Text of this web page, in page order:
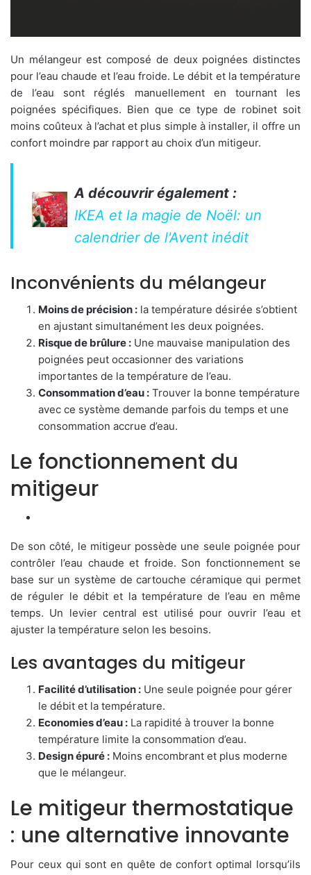
Un mélangeur est composé de deux poignées distinctes
pour l’eau chaude et l’eau froide. Le débit et la température
de l’eau sont réglés manuellement en tournant les
poignées spécifiques. Bien que ce type de robinet soit
moins coûteux à l’achat et plus simple à installer, il offre un
confort moindre par rapport au choix d’un mitigeur.
A découvrir également :
IKEA et la magie de Noël: un
calendrier de l'Avent inédit
Inconvénients du mélangeur
Moins de précision : la température désirée s’obtient
en ajustant simultanément les deux poignées.
Risque de brûlure : Une mauvaise manipulation des
poignées peut occasionner des variations
importantes de la température de l’eau.
Consommation d’eau : Trouver la bonne température
avec ce système demande parfois du temps et une
consommation accrue d’eau.
Le fonctionnement du
mitigeur
De son côté, le mitigeur possède une seule poignée pour
contrôler l’eau chaude et froide. Son fonctionnement se
base sur un système de cartouche céramique qui permet
de réguler le débit et la température de l’eau en même
temps. Un levier central est utilisé pour ouvrir l’eau et
ajuster la température selon les besoins.
Les avantages du mitigeur
Facilité d’utilisation : Une seule poignée pour gérer
le débit et la température.
Economies d’eau : La rapidité à trouver la bonne
température limite la consommation d’eau.
Design épuré : Moins encombrant et plus moderne
que le mélangeur.
Le mitigeur thermostatique
: une alternative innovante
Pour ceux qui sont en quête de confort optimal lorsqu’ils